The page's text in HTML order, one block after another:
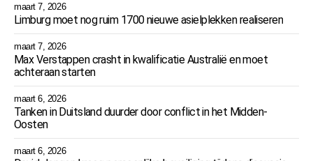
maart 7, 2026
Limburg moet nog ruim 1700 nieuwe asielplekken realiseren
maart 7, 2026
Max Verstappen crasht in kwalificatie Australië en moet
achteraan starten
maart 6, 2026
Tanken in Duitsland duurder door conflict in het Midden-
Oosten
maart 6, 2026